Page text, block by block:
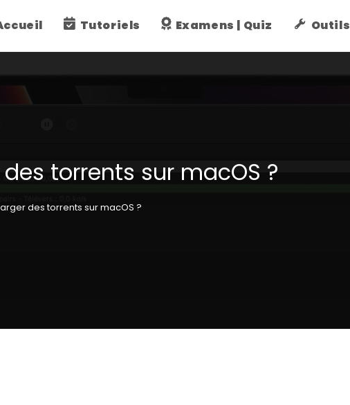
Tutoriels Examens | Quiz Outils
torrents sur macOS ?
des torrents sur macOS ?